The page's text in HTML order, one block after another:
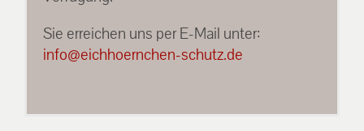
Sie erreichen uns per E-Mail unter:
info@eichhoernchen-schutz.de